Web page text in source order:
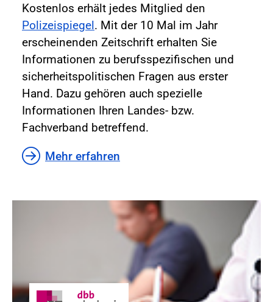
Kostenlos erhält jedes Mitglied den
Polizeispiegel. Mit der 10 Mal im Jahr
erscheinenden Zeitschrift erhalten Sie
Informationen zu berufsspezifischen und
sicherheitspolitischen Fragen aus erster
Hand. Dazu gehören auch spezielle
Informationen Ihren Landes- bzw.
Fachverband betreffend.
Mehr erfahren